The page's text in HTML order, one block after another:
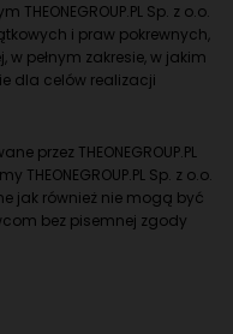
Sp. z o.o.
i praw pokrewnych,
w pełnym zakresie, w jakim
dla celów realizacji
przez THEONEGROUP.PL
Sp. z o.o.
jak również nie mogą być
bez pisemnej zgody